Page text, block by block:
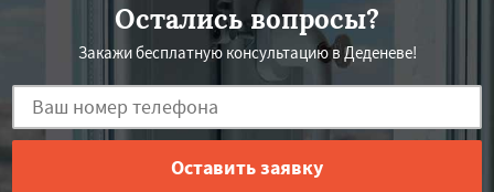
Остались вопросы?
Закажи бесплатную консультацию в Деденеве!